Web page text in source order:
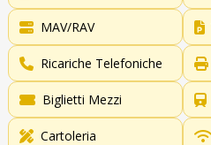
MAV/RAV
Ricariche Telefoniche
Biglietti Mezzi
Cartoleria